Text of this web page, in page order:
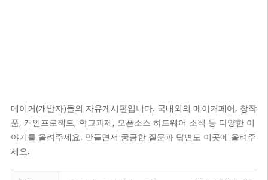
메이커(개발자)들의 자유게시판입니다. 국내외의 메이커페어, 창작
품, 개인프로젝트, 학교과제, 오픈소스 하드웨어 소식 등 다양한 이
야기를 올려주세요. 만들면서 궁금한 질문과 답변도 이곳에 올려주
세요.